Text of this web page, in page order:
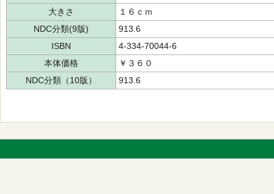
大きさ
１６ｃｍ
NDC分類(9版)
913.6
ISBN
4-334-70044-6
本体価格
￥３６０
NDC分類（10版）
913.6